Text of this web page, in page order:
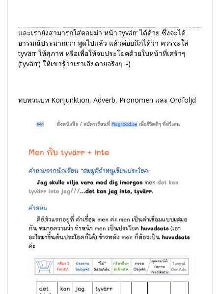
และเรายังสามารถใส่คอมม่า หน้า tyvärr ได้ด้วย ซึ่งจะได้
อารมณ์ประมาณว่า พูดไปแล้ว แล้วค่อยนึกได้ว่า ควรจะใส่
tyvärr ให้สุภาพ หรือเพื่อให้จบประโยคด้วยใบหน้าที่เศร้าๆ
(tyvärr) ให้เขารู้ว่าเราเสียดายจริงๆ :-)
ทบทวนบท Konjunktion, Adverb, Pronomen และ Ordföljd